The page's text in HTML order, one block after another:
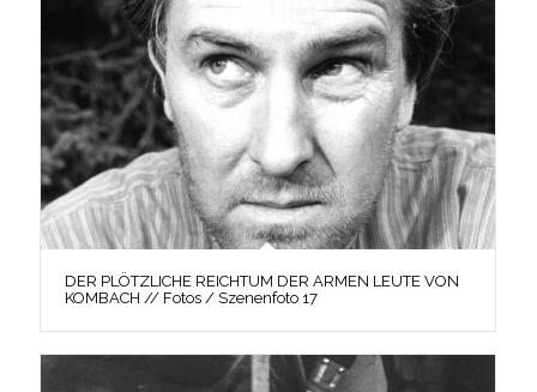
DER PLÖTZLICHE REICHTUM DER ARMEN LEUTE VON
KOMBACH // Fotos / Szenenfoto 17